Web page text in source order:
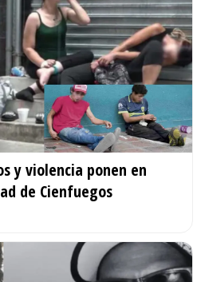
y violencia ponen en
de Cienfuegos